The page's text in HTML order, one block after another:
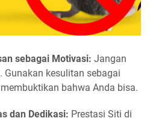
sebagai Motivasi: Jangan
Gunakan kesulitan sebagai
bahwa Anda bisa.
dan Dedikasi: Prestasi Siti di